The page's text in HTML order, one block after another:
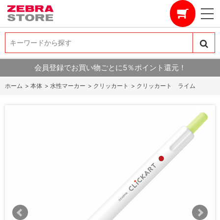
キーワードから探す
キーワードから探す
会員登録でお買い物ごとに5％ポイント還元！
ホーム > 本体 > 水性マーカー > クリッカート > クリッカート ライム